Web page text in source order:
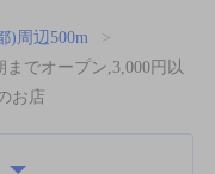
)周辺500m
でオープン,3,000円以
お店